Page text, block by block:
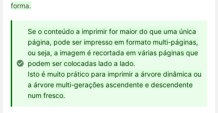
forma.
Se o conteúdo a imprimir for maior do que uma única
página, pode ser impresso em formato multi-páginas,
ou seja, a imagem é recortada em várias páginas que
podem ser colocadas lado a lado.
Isto é muito prático para imprimir a árvore dinâmica ou
a árvore multi-gerações ascendente e descendente
num fresco.